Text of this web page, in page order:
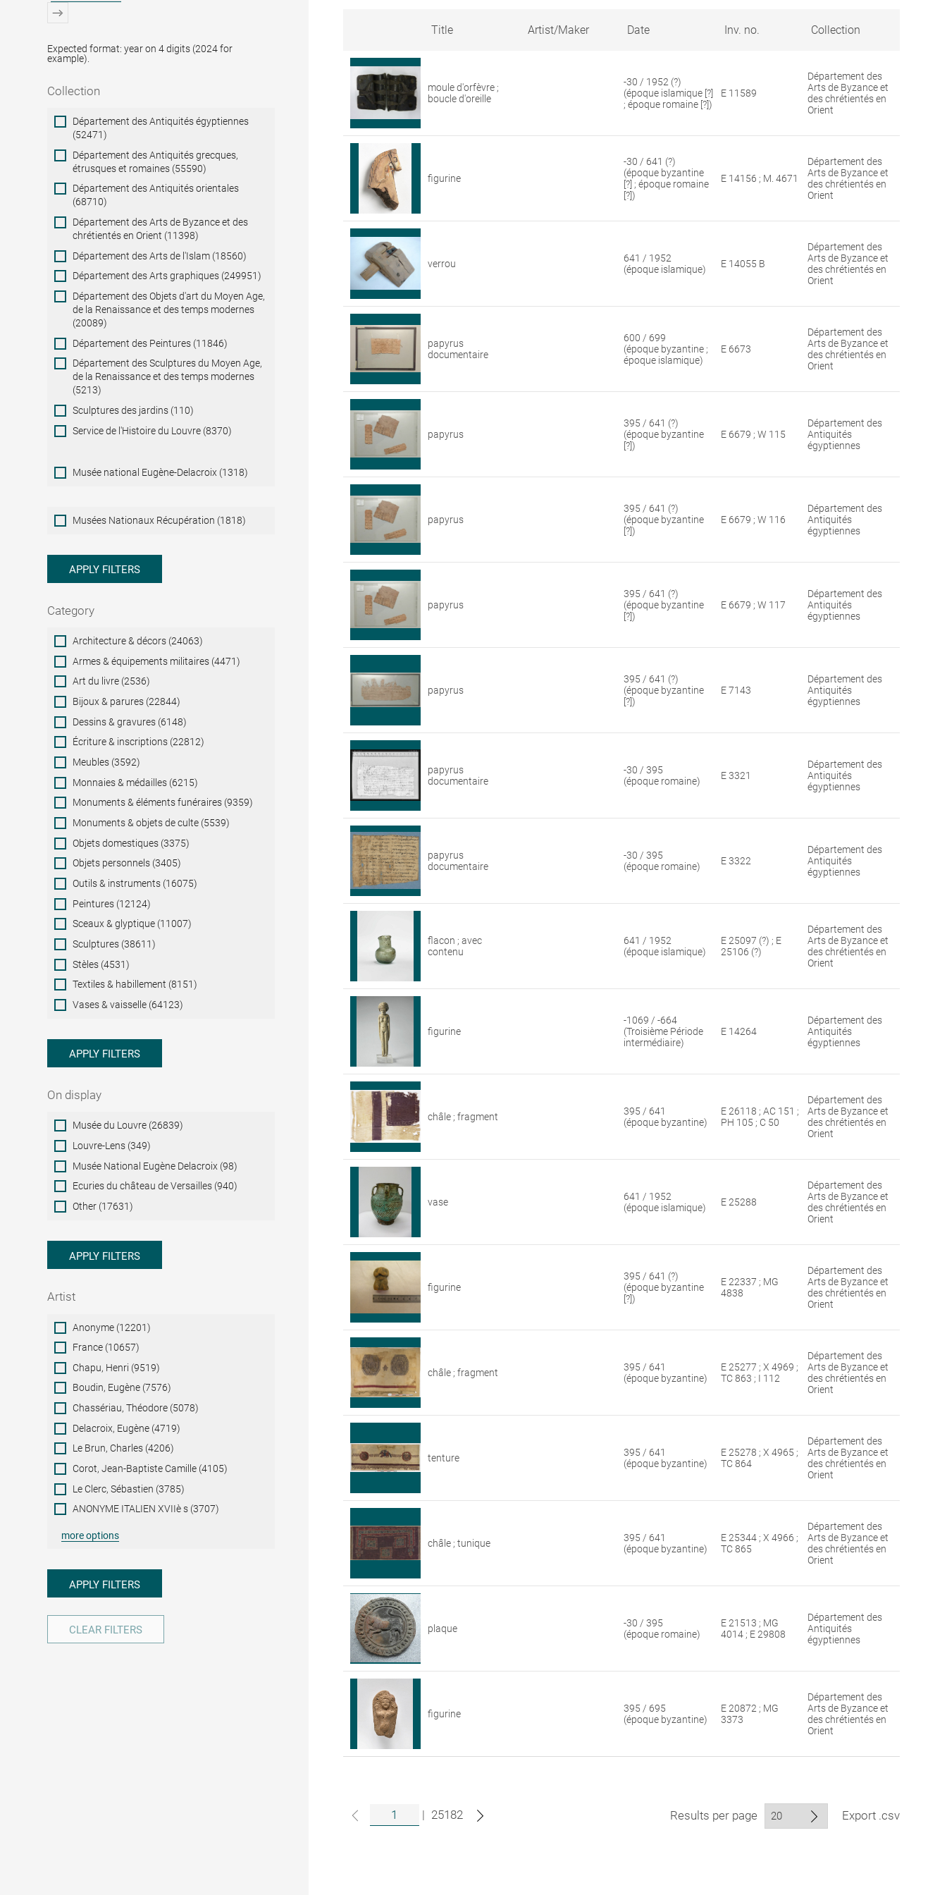
Expected format: year on 4 digits (2024 for
example).
Collection
Collection
Département des Antiquités égyptiennes
(52471)
Département des Antiquités grecques,
étrusques et romaines (55590)
Département des Antiquités orientales
(68710)
Département des Arts de Byzance et des
chrétientés en Orient (11398)
Département des Arts de l'Islam (18560)
Département des Arts graphiques (249951)
Département des Objets d'art du Moyen Age,
de la Renaissance et des temps modernes
(20089)
Département des Peintures (11846)
Département des Sculptures du Moyen Age,
de la Renaissance et des temps modernes
(5213)
Sculptures des jardins (110)
Service de l'Histoire du Louvre (8370)
Musée national Eugène-Delacroix (1318)
Musées
Nationaux
Musées Nationaux Récupération (1818)
APPLY FILTERS
Category
Category
Architecture & décors (24063)
Armes & équipements militaires (4471)
Art du livre (2536)
Bijoux & parures (22844)
Dessins & gravures (6148)
Écriture & inscriptions (22812)
Meubles (3592)
Monnaies & médailles (6215)
Monuments & éléments funéraires (9359)
Monuments & objets de culte (5539)
Objets domestiques (3375)
Objets personnels (3405)
Outils & instruments (16075)
Peintures (12124)
Sceaux & glyptique (11007)
Sculptures (38611)
Stèles (4531)
Textiles & habillement (8151)
Vases & vaisselle (64123)
APPLY FILTERS
On display
On
display
Musée du Louvre (26839)
Louvre-Lens (349)
Musée National Eugène Delacroix (98)
Ecuries du château de Versailles (940)
Other (17631)
APPLY FILTERS
Artist
ArtistAnonyme (12201)
France (10657)
Chapu, Henri (9519)
Boudin, Eugène (7576)
Chassériau, Théodore (5078)
Delacroix, Eugène (4719)
Le Brun, Charles (4206)
Corot, Jean-Baptiste Camille (4105)
Le Clerc, Sébastien (3785)
ANONYME ITALIEN XVIIè s (3707)
more options
APPLY FILTERS
CLEAR FILTERS
Search
results
for
artworks
Louvre
collections
Title Artist/Maker Date Inv. no. Collection
moule d'orfèvre ;
boucle d'oreille
-30 / 1952 (?)
(époque islamique [?]
; époque romaine [?])
E 11589
Département des
Arts de Byzance et
des chrétientés en
Orient
figurine
-30 / 641 (?)
(époque byzantine
[?] ; époque romaine
[?])
E 14156 ; M. 4671
Département des
Arts de Byzance et
des chrétientés en
Orient
verrou
641 / 1952
(époque islamique)
E 14055 B
Département des
Arts de Byzance et
des chrétientés en
Orient
papyrus
documentaire
600 / 699
(époque byzantine ;
époque islamique)
E 6673
Département des
Arts de Byzance et
des chrétientés en
Orient
papyrus
395 / 641 (?)
(époque byzantine
[?])
E 6679 ; W 115
Département des
Antiquités
égyptiennes
papyrus
395 / 641 (?)
(époque byzantine
[?])
E 6679 ; W 116
Département des
Antiquités
égyptiennes
papyrus
395 / 641 (?)
(époque byzantine
[?])
E 6679 ; W 117
Département des
Antiquités
égyptiennes
papyrus
395 / 641 (?)
(époque byzantine
[?])
E 7143
Département des
Antiquités
égyptiennes
papyrus
documentaire
-30 / 395
(époque romaine)
E 3321
Département des
Antiquités
égyptiennes
papyrus
documentaire
-30 / 395
(époque romaine)
E 3322
Département des
Antiquités
égyptiennes
flacon ; avec
contenu
641 / 1952
(époque islamique)
E 25097 (?) ; E
25106 (?)
Département des
Arts de Byzance et
des chrétientés en
Orient
figurine
-1069 / -664
(Troisième Période
intermédiaire)
E 14264
Département des
Antiquités
égyptiennes
châle ; fragment
395 / 641
(époque byzantine)
E 26118 ; AC 151 ;
PH 105 ; C 50
Département des
Arts de Byzance et
des chrétientés en
Orient
vase
641 / 1952
(époque islamique)
E 25288
Département des
Arts de Byzance et
des chrétientés en
Orient
figurine
395 / 641 (?)
(époque byzantine
[?])
E 22337 ; MG
4838
Département des
Arts de Byzance et
des chrétientés en
Orient
châle ; fragment
395 / 641
(époque byzantine)
E 25277 ; X 4969 ;
TC 863 ; I 112
Département des
Arts de Byzance et
des chrétientés en
Orient
tenture
395 / 641
(époque byzantine)
E 25278 ; X 4965 ;
TC 864
Département des
Arts de Byzance et
des chrétientés en
Orient
châle ; tunique
395 / 641
(époque byzantine)
E 25344 ; X 4966 ;
TC 865
Département des
Arts de Byzance et
des chrétientés en
Orient
plaque
-30 / 395
(époque romaine)
E 21513 ; MG
4014 ; E 29808
Département des
Antiquités
égyptiennes
figurine
395 / 695
(époque byzantine)
E 20872 ; MG
3373
Département des
Arts de Byzance et
des chrétientés en
Orient
| 25182 Results per page Export .csv